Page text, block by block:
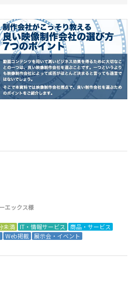
エックス様
未満 IT・情報サービス
商品・サービス
Web掲載
展示会・イベント